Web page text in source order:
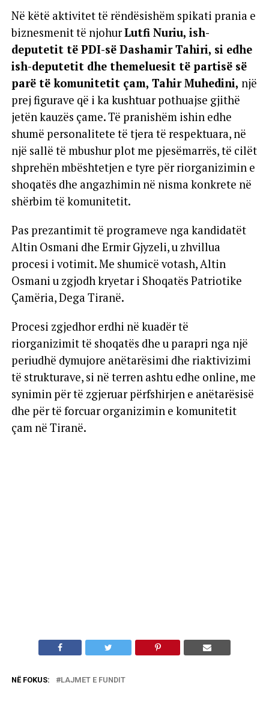
Në këtë aktivitet të rëndësishëm spikati prania e
biznesmenit të njohurLutfi Nuriu, ish-
deputetit të PDI-së Dashamir Tahiri, si edhe
ish-deputetit dhe themeluesit të partisë së
parë të komunitetit çam, Tahir Muhedini, një
prej figurave që i ka kushtuar pothuajse gjithë
jetën kauzës çame. Të pranishëm ishin edhe
shumë personalitete të tjera të respektuara, në
një sallë të mbushur plot me pjesëmarrës, të cilët
shprehën mbështetjen e tyre për riorganizimin e
shoqatës dhe angazhimin në nisma konkrete në
shërbim të komunitetit.
Pas prezantimit të programeve nga kandidatët
Altin Osmani dhe Ermir Gjyzeli, u zhvillua
procesi i votimit. Me shumicë votash, Altin
Osmani u zgjodh kryetar i Shoqatës Patriotike
Çamëria, Dega Tiranë.
Procesi zgjedhor erdhi në kuadër të
riorganizimit të shoqatës dhe u parapri nga një
periudhë dymujore anëtarësimi dhe riaktivizimi
të strukturave, si në terren ashtu edhe online, me
synimin për të zgjeruar përfshirjen e anëtarësisë
dhe për të forcuar organizimin e komunitetit
çam në Tiranë.
NË FOKUS: LAJMET E FUNDIT